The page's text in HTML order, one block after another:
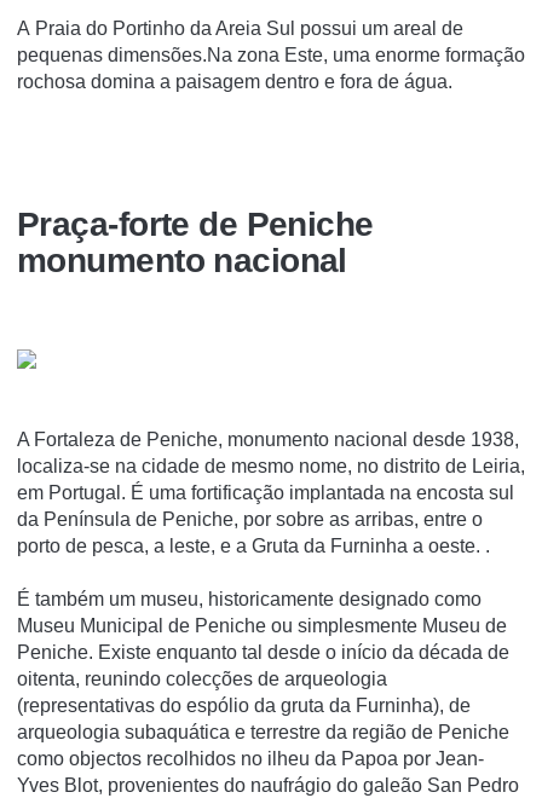
A Praia do Portinho da Areia Sul possui um areal de
pequenas dimensões.Na zona Este, uma enorme formação
rochosa domina a paisagem dentro e fora de água.
Praça-forte de Peniche
monumento nacional
A Fortaleza de Peniche, monumento nacional desde 1938,
localiza-se na cidade de mesmo nome, no distrito de Leiria,
em Portugal. É uma fortificação implantada na encosta sul
da Pení­nsula de Peniche, por sobre as arribas, entre o
porto de pesca, a leste, e a Gruta da Furninha a oeste. .
É também um museu, historicamente designado como
Museu Municipal de Peniche ou simplesmente Museu de
Peniche. Existe enquanto tal desde o iní­cio da década de
oitenta, reunindo colecções de arqueologia
(representativas do espólio da gruta da Furninha), de
arqueologia subaquática e terrestre da região de Peniche
como objectos recolhidos no ilheu da Papoa por Jean-
Yves Blot, provenientes do naufrágio do galeão San Pedro